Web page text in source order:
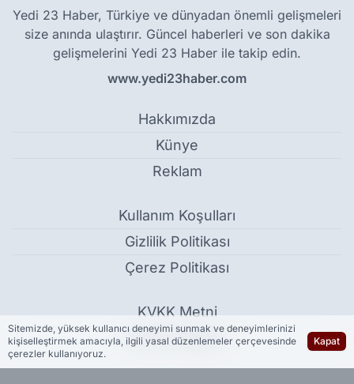
Yedi 23 Haber, Türkiye ve dünyadan önemli gelişmeleri
size anında ulaştırır. Güncel haberleri ve son dakika
gelişmelerini Yedi 23 Haber ile takip edin.
www.yedi23haber.com
Hakkımızda
Künye
Reklam
Kullanım Koşulları
Gizlilik Politikası
Çerez Politikası
KVKK Metni
İletişim Bilgileri
Sitemizde, yüksek kullanıcı deneyimi sunmak ve deneyimlerinizi
kişiselleştirmek amacıyla, ilgili yasal düzenlemeler çerçevesinde
çerezler kullanıyoruz.
Kapat